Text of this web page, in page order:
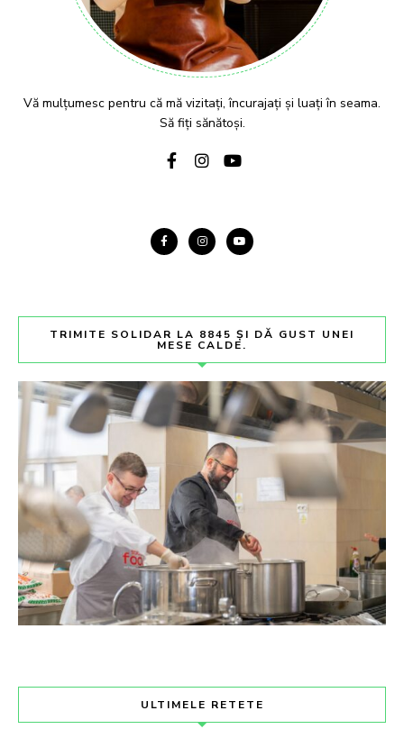
Vă mulțumesc pentru că mă vizitați, încurajați și luați în seama.
Să fiți sănătoși.
TRIMITE SOLIDAR LA 8845 ȘI DĂ GUST UNEI
MESE CALDE.
ULTIMELE RETETE